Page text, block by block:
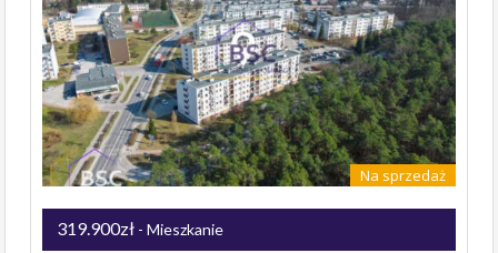
Na sprzedaż
319.900zł - Mieszkanie